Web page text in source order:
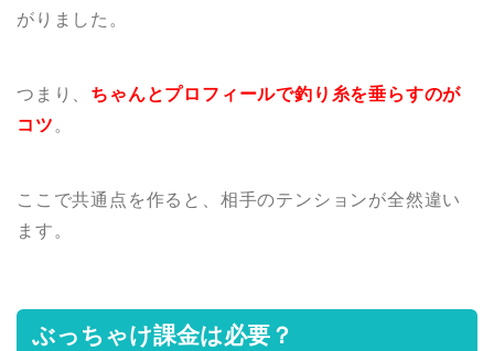
がりました。
つまり、 ちゃんとプロフィールで釣り糸を垂らすのが
コツ 。
ここで共通点を作ると、相手のテンションが全然違い
ます。
ぶっちゃけ課金は必要？